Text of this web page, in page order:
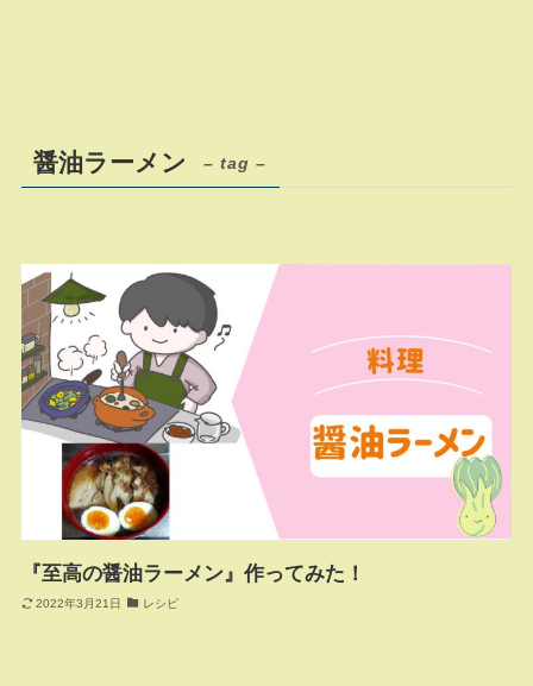
醤油ラーメン – tag –
『至高の醤油ラーメン』作ってみた！
2022年3月21日 レシピ